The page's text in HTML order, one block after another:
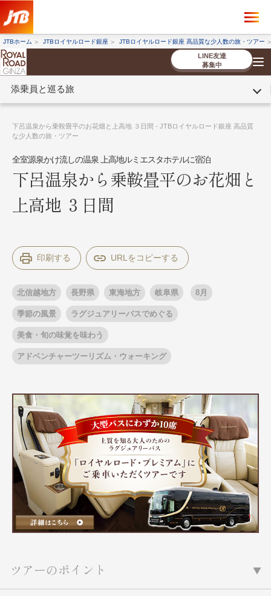
JTBホーム JTBロイヤルロード銀座 JTBロイヤルロード銀座 高品質な少人数の旅・ツアー
LINE友達
募集中
添乗員と巡る旅
お客様へのご案内
コンシェルジ
ュ紹介
お申し込み
法人企業・自治体のみ
条件から探す
条件から探す
キーワード
出発月
1月
2月
6月
7月 8月
9月
ゴールデンウィーク
お盆・夏休み
年末年始
ブランド
“知究”紀行
GRAND'EX
夢の休日 | 海外旅行
目的・テーマから探す
美術鑑賞
特別企画
条件から探す
条件から探す
キーワード
出発月
冬の国内旅行
9月
10月 11月
夢の休日 煌
夢の休日 国内旅行
四季彩紀行
目的・テーマから探す
紅葉
季節の風景
特別企画
ラグジュアリーバスでめぐる
美食・旬の味覚を味わう
下呂温泉から乗鞍畳平のお花畑と上高地 ３日間 - JTBロイヤルロード銀座 高品質
な少人数の旅・ツアー
全室源泉かけ流しの温泉 上高地ルミエスタホテルに宿泊
下呂温泉から乗鞍畳平のお花畑と
上高地 ３日間
印刷する
北信越地方 長野県 東海地方 岐阜県 8月
季節の風景 ラグジュアリーバスでめぐる
美食・旬の味覚を味わう
アドベンチャーツーリズム・ウォーキング
ツアーのポイント
ツアーを探す ×
海外ツアー 国内ツアー